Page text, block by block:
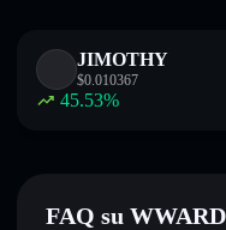
JIMOTHY
$0.010367
45.53%
FAQ su WWARD